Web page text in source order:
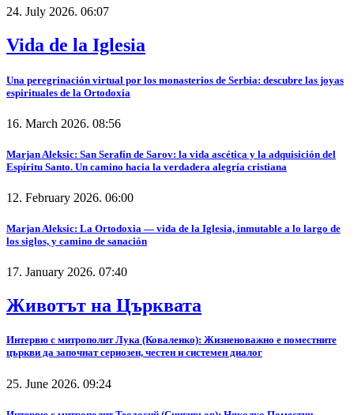
24. July 2026. 06:07
Vida de la Iglesia
Una peregrinación virtual por los monasterios de Serbia: descubre las joyas
espirituales de la Ortodoxia
16. March 2026. 08:56
Marjan Aleksic: San Serafín de Sarov: la vida ascética y la adquisición del
Espíritu Santo. Un camino hacia la verdadera alegría cristiana
12. February 2026. 06:00
Marjan Aleksic: La Ortodoxia — vida de la Iglesia, inmutable a lo largo de
los siglos, y camino de sanación
17. January 2026. 07:40
Животът на Църквата
Интервю с митрополит Лука (Коваленко): Жизненоважно е поместните
църкви да започнат сериозен, честен и системен диалог
25. June 2026. 09:24